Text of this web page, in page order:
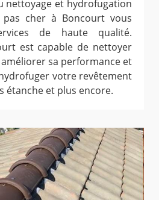
nettoyage et hydrofugation
cher à Boncourt vous
de haute qualité.
est capable de nettoyer
sa performance et
votre revêtement
étanche et plus encore.